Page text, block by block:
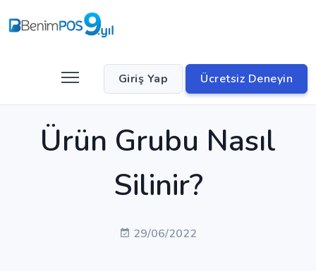
Giriş Yap Ücretsiz Deneyin
Ürün Grubu Nasıl
Silinir?
29/06/2022